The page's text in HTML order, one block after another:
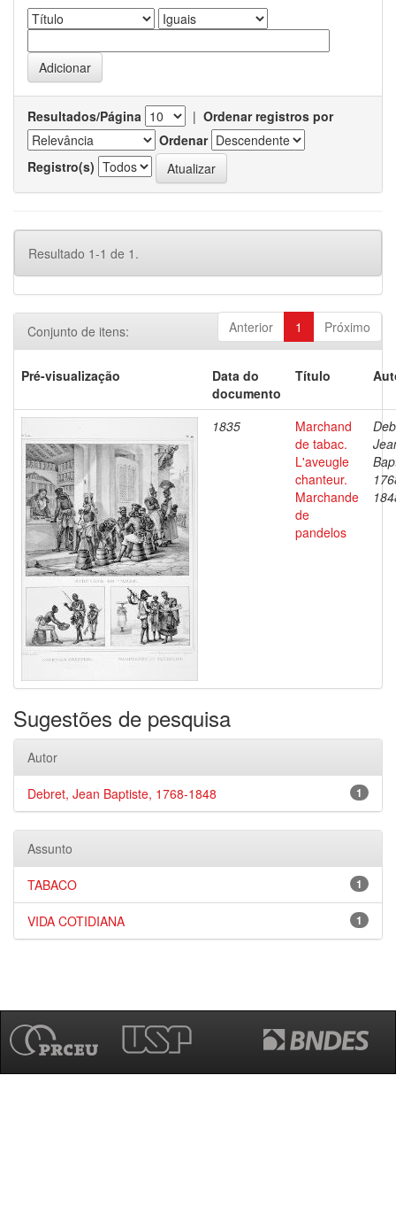
Resultados/Página | Ordenar registros por
Ordenar
Registro(s)
Resultado 1-1 de 1.
Anterior 1 Próximo
Conjunto de itens:
Pré-visualização
Data do
documento
Título
1835
Marchand
de tabac.
L'aveugle
chanteur.
Marchande
de
pandelos
Sugestões de pesquisa
Autor
1
Debret, Jean Baptiste, 1768-1848
Assunto
1
TABACO
1
VIDA COTIDIANA